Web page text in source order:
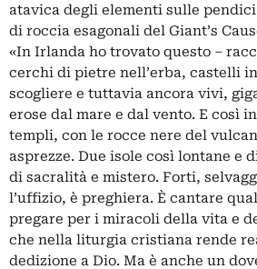
atavica degli elementi sulle
di roccia esagonali del Giant’s
«In Irlanda ho trovato questo –
cerchi di pietre nell’erba, castelli
scogliere e tuttavia ancora vivi,
erose dal mare e dal vento. E così
templi, con le rocce nere del
asprezze. Due isole così lontane e
di sacralità e mistero. Forti,
l’uffizio, è preghiera. È cantare
pregare per i miracoli della vita e
che nella liturgia cristiana rende
dedizione a Dio. Ma è anche un